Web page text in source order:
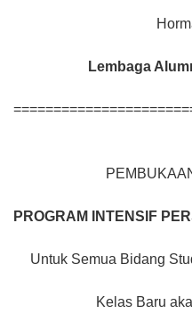
Lembaga
PROGRAM INTENSIF
Untuk Semua Bidang
Kelas Baru